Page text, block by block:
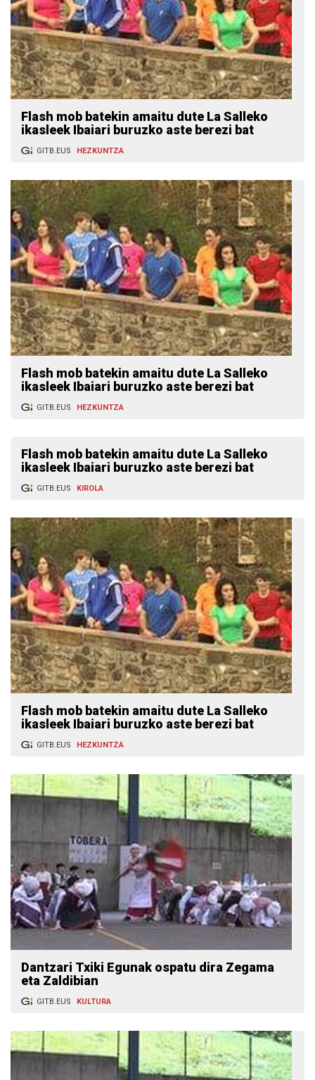
Flash mob batekin amaitu dute La Salleko
ikasleek Ibaiari buruzko aste berezi bat
GITB.EUS HEZKUNTZA
Flash mob batekin amaitu dute La Salleko
ikasleek Ibaiari buruzko aste berezi bat
GITB.EUS HEZKUNTZA
Flash mob batekin amaitu dute La Salleko
ikasleek Ibaiari buruzko aste berezi bat
GITB.EUS KIROLA
Flash mob batekin amaitu dute La Salleko
ikasleek Ibaiari buruzko aste berezi bat
GITB.EUS HEZKUNTZA
Dantzari Txiki Egunak ospatu dira Zegama
eta Zaldibian
GITB.EUS KULTURA